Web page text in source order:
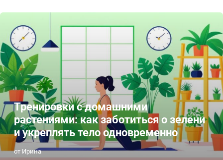
Тренировки с домашними
растениями: как заботиться о зелени
и укреплять тело одновременно
от Ирина